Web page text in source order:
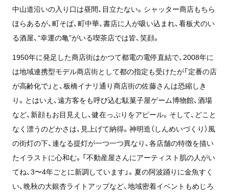
中山道沿いの入り口は昼間、目立たない。シャッター商店もちら
ほらあるが、町そば、町中華、書店に人が吸い込まれ、看板犬のい
る酒屋、“幸運の亀”がいる喫茶店では皆、笑顔。
1950年に発足した商店街はかつて都電の電停直結で、2008年に
は地域連携型モデル商店街として都の指定も受けたが「定番の店
が高齢化で」と、板橋イナリ通り商店街の佐藤さんは恐縮しき
り。とはいえ、遠方客をも呼び込む駄菓子屋ゲーム博物館、酒場
など、新顔もお目見えし、健在っぷりをアピール。そして、どこと
なく漂うのどかさは、見上げて納得。神明造（しんめいづくり）風
の街灯の下、連なる提灯が一つ一つ異なり、各店舗の特徴を描い
たイラストに心和む。「不動産屋さんにアーティスト肌の人がい
てね、3〜4年ごとに新調しています」。夏の阿波踊りに金魚すく
い、晩秋の大銀杏ライトアップなど、地域密着イベントもめじろ